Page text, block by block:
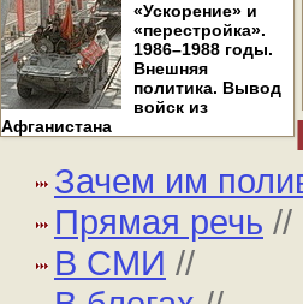
«Ускорение» и
«перестройка».
1986–1988 годы.
Внешняя
политика. Вывод
войск из
Афганистана
Зачем им
Прямая речь //
В СМИ //